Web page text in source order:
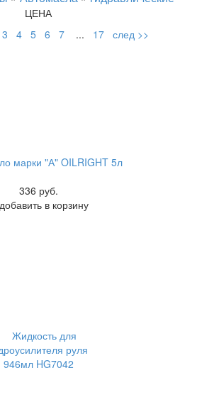
ЦЕНА
3 4 5 6 7... 17 след >>
марки "А" OILRIGHT 5л
336 руб.